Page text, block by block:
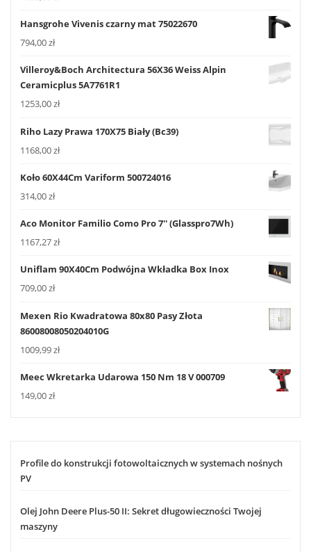
Hansgrohe Vivenis czarny mat 75022670
794,00zł
Villeroy&Boch Architectura 56X36 Weiss Alpin
Ceramicplus 5A7761R1
1253,00zł
Riho Lazy Prawa 170X75 Biały (Bc39)
1168,00zł
Koło 60X44Cm Variform 500724016
314,00zł
Aco Monitor Familio Como Pro 7'' (Glasspro7Wh)
1167,27zł
Uniflam 90X40Cm Podwójna Wkładka Box Inox
709,00zł
Mexen Rio Kwadratowa 80x80 Pasy Złota
86008008050204010G
1009,99zł
Meec Wkretarka Udarowa 150 Nm 18 V 000709
149,00zł
Profile do konstrukcji fotowoltaicznych w systemach nośnych
PV
Olej John Deere Plus-50 II: Sekret długowieczności Twojej
maszyny